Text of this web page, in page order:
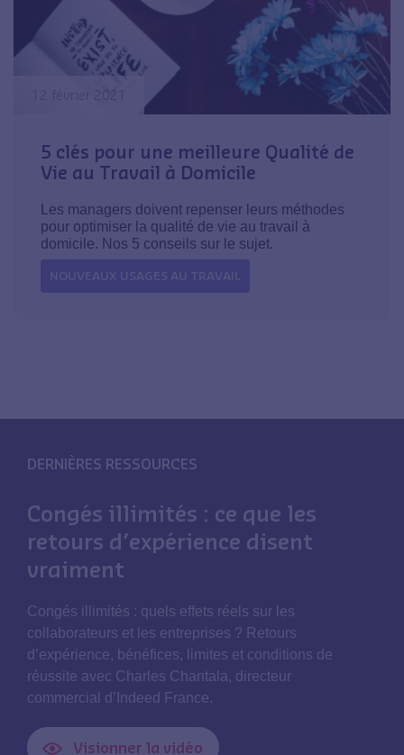
12 février 2021
5 clés pour une meilleure Qualité de
Vie au Travail à Domicile
Les managers doivent repenser leurs méthodes
pour optimiser la qualité de vie au travail à
domicile. Nos 5 conseils sur le sujet.
NOUVEAUX USAGES AU TRAVAIL
DERNIÈRES RESSOURCES
Congés illimités : ce que les
retours d’expérience disent
vraiment
Congés illimités : quels effets réels sur les
collaborateurs et les entreprises ? Retours
d’expérience, bénéfices, limites et conditions de
réussite avec Charles Chantala, directeur
commercial d’Indeed France.
Visionner la vidéo